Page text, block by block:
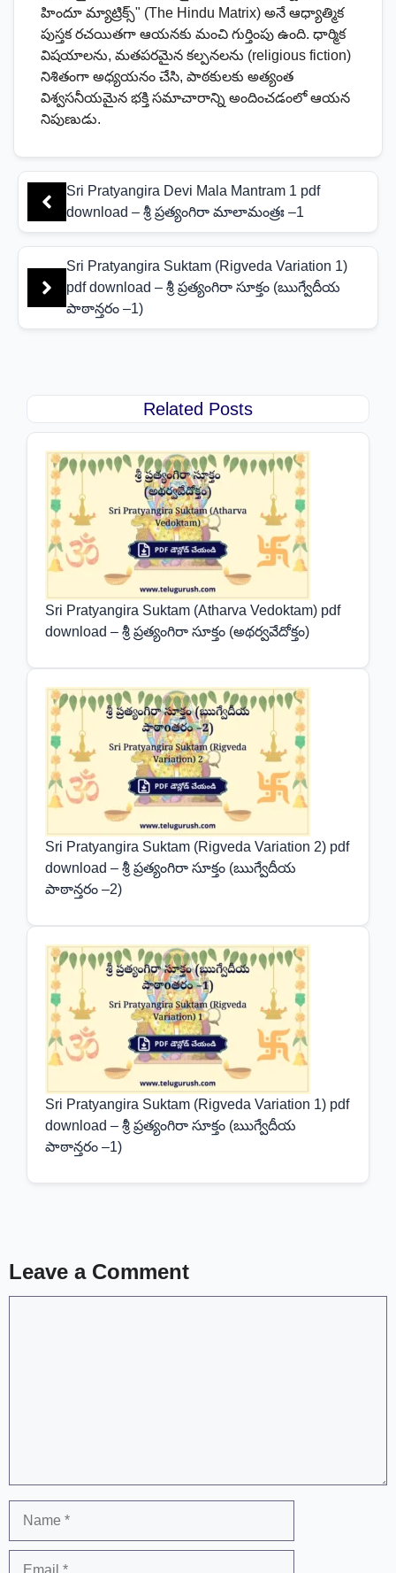
హిందూ మ్యాట్రిక్స్" (The Hindu Matrix) అనే ఆధ్యాత్మిక
పుస్తక రచయితగా ఆయనకు మంచి గుర్తింపు ఉంది. ధార్మిక
విషయాలను, మతపరమైన కల్పనలను (religious fiction)
నిశితంగా అధ్యయనం చేసి, పాఠకులకు అత్యంత
విశ్వసనీయమైన భక్తి సమాచారాన్ని అందించడంలో ఆయన
నిపుణుడు.
Sri Pratyangira Devi Mala Mantram 1 pdf
download – శ్రీ ప్రత్యంగిరా మాలామంత్రః –1
Sri Pratyangira Suktam (Rigveda Variation 1)
pdf download – శ్రీ ప్రత్యంగిరా సూక్తం (ఋగ్వేదీయ
పాఠాన్తరం –1)
Related Posts
Sri Pratyangira Suktam (Atharva Vedoktam) pdf
download – శ్రీ ప్రత్యంగిరా సూక్తం (అథర్వవేదోక్తం)
Sri Pratyangira Suktam (Rigveda Variation 2) pdf
download – శ్రీ ప్రత్యంగిరా సూక్తం (ఋగ్వేదీయ
పాఠాన్తరం –2)
Sri Pratyangira Suktam (Rigveda Variation 1) pdf
download – శ్రీ ప్రత్యంగిరా సూక్తం (ఋగ్వేదీయ
పాఠాన్తరం –1)
Leave a Comment